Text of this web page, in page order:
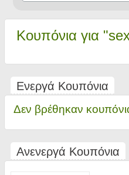
Κουπόνια για
Ενεργά Κουπόνια
Δεν βρέθηκαν
Ανενεργά Κουπόνια